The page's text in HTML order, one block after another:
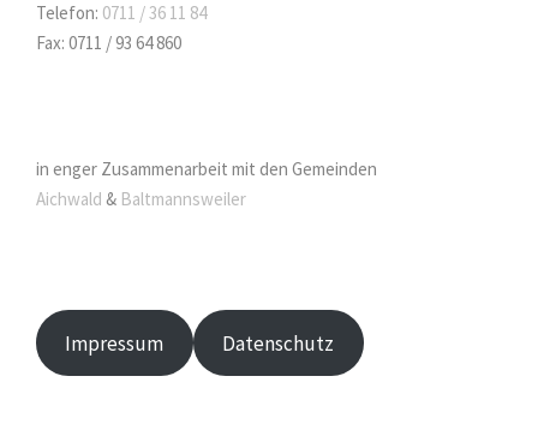
Telefon: 0711 / 36 11 84
Fax: 0711 / 93 64 860
in enger Zusammenarbeit mit den Gemeinden
Aichwald & Baltmannsweiler
Impressum Datenschutz